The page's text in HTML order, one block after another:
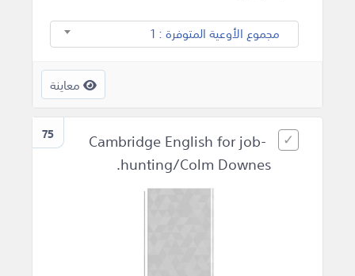
مجموع الأوعية المتوفرة : 1
معاينة
75
Cambridge English for job-
hunting/Colm Downes.